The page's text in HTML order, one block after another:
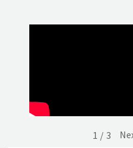
1 / 3